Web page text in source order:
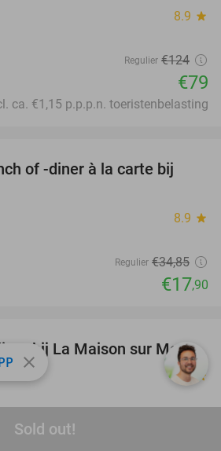
Sold out!
8.9 star
Regulier €124
€79
ca. €1,15 p.p.p.n. toeristenbelasting
49%
of -diner à la carte bij
8.9 star
Regulier €34,85
€17,90
40%
bij La Maison sur Mer
9.4 star
close